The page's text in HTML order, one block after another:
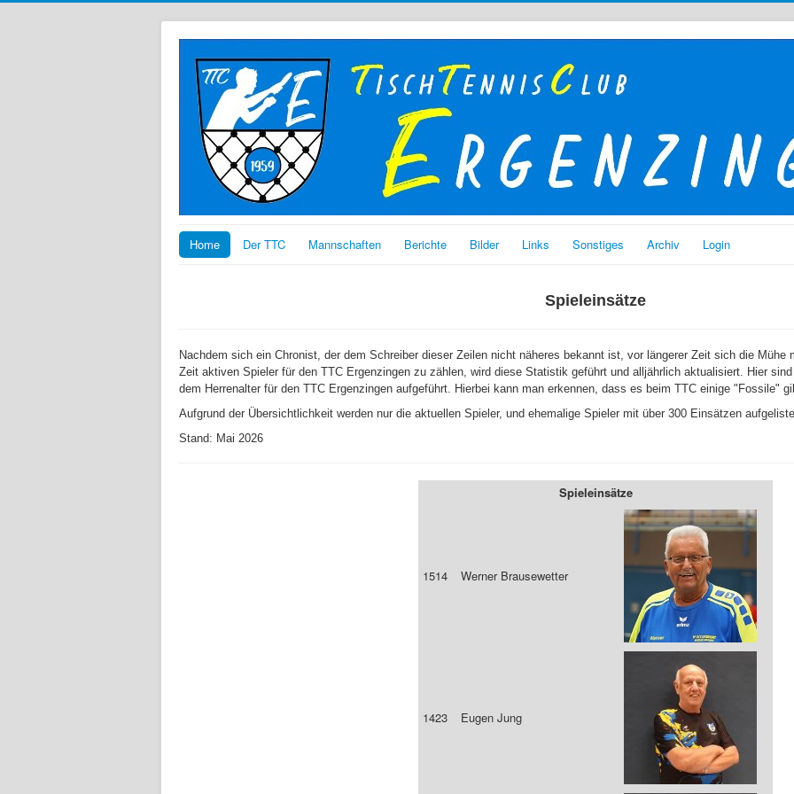
Home Der TTC Mannschaften Berichte Bilder Links Sonstiges Archiv Login
Spieleinsätze
Nachdem sich ein Chronist, der dem Schreiber dieser Zeilen nicht näheres bekannt ist, vor längerer Zeit sich die
Zeit aktiven Spieler für den TTC Ergenzingen zu zählen, wird diese Statistik geführt und alljährlich aktualisiert. Hier
dem Herrenalter für den TTC Ergenzingen aufgeführt. Hierbei kann man erkennen, dass es beim TTC einige "Fossile"
Aufgrund der Übersichtlichkeit werden nur die aktuellen Spieler, und ehemalige Spieler mit über 300 Einsätzen
Stand: Mai 2026
Spieleinsätze
1514 Werner Brausewetter
1423 Eugen Jung